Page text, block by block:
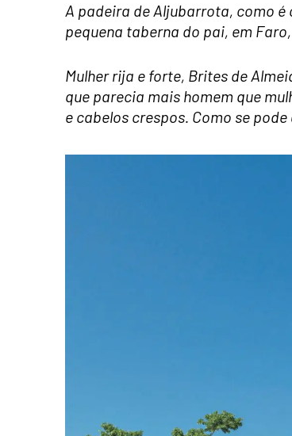
A padeira de Aljubarrota, como
pequena taberna do pai, em
Mulher rija e forte, Brites de
que parecia mais homem que
e cabelos crespos. Como se